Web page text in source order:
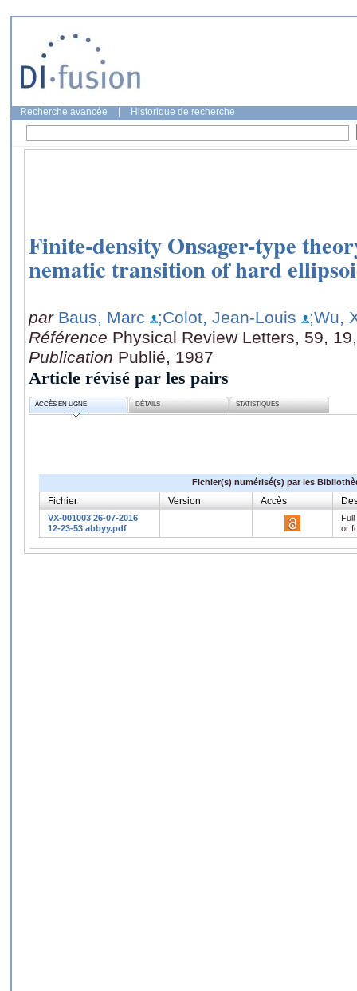
Recherche avancée Historique de recherche
Finite-density Onsager-type
nematic transition of hard
par Baus, Marc ;Colot, Jean-Louis
;Wu,
Référence Physical Review Letters, 59,
Publication Publié, 1987
Article révisé par les pairs
ACCÈS EN LIGNE DÉTAILS STATISTIQUES
Fichier(s) numérisé(s) par les
Fichier Version Accès
VX-001003 26-07-2016
12-23-53 abbyy.pdf
or